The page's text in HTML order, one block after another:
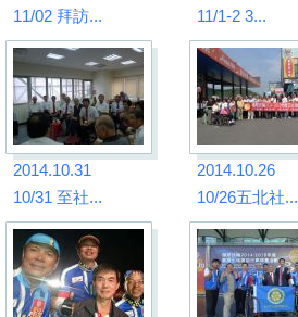
11/02 拜訪...
11/1-2 3...
2014.10.31
10/31 至社...
2014.10.26
10/26五北社...